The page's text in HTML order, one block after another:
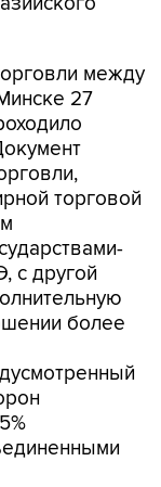
между
27
торговой
с другой
более